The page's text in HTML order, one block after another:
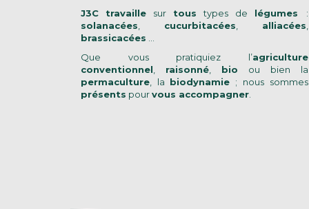
J3C
travaille sur tous types de légumes :
solanacées
cucurbitacées alliacées
brassicacées
Que vous pratiquiez l’agriculture
conventionnel
raisonné bio ou bien la
permaculture , la biodynamie ; nous sommes
présents pourvous accompagner